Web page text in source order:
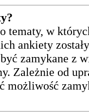
tematy, w
ankiety
zamykane z
Zależnie od
możliwość